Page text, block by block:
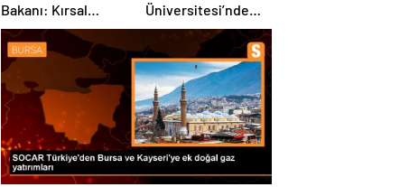
Bakanı: Kırsal
kalkınmada
gençlere ve
kadınlara pozitif
ayrımcılık yapıyoruz
Üniversitesi’nde
Turizm Sektörü ve
Öğrenciler Buluştu